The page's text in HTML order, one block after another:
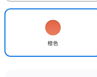
橙色